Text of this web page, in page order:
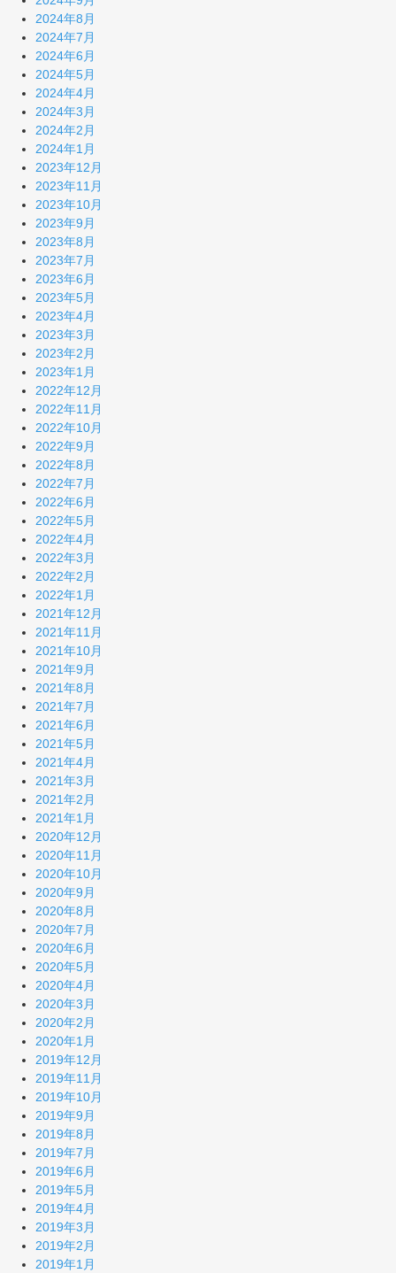
2024年8月
2024年7月
2024年6月
2024年5月
2024年4月
2024年3月
2024年2月
2024年1月
2023年12月
2023年11月
2023年10月
2023年9月
2023年8月
2023年7月
2023年6月
2023年5月
2023年4月
2023年3月
2023年2月
2023年1月
2022年12月
2022年11月
2022年10月
2022年9月
2022年8月
2022年7月
2022年6月
2022年5月
2022年4月
2022年3月
2022年2月
2022年1月
2021年12月
2021年11月
2021年10月
2021年9月
2021年8月
2021年7月
2021年6月
2021年5月
2021年4月
2021年3月
2021年2月
2021年1月
2020年12月
2020年11月
2020年10月
2020年9月
2020年8月
2020年7月
2020年6月
2020年5月
2020年4月
2020年3月
2020年2月
2020年1月
2019年12月
2019年11月
2019年10月
2019年9月
2019年8月
2019年7月
2019年6月
2019年5月
2019年4月
2019年3月
2019年2月
2019年1月